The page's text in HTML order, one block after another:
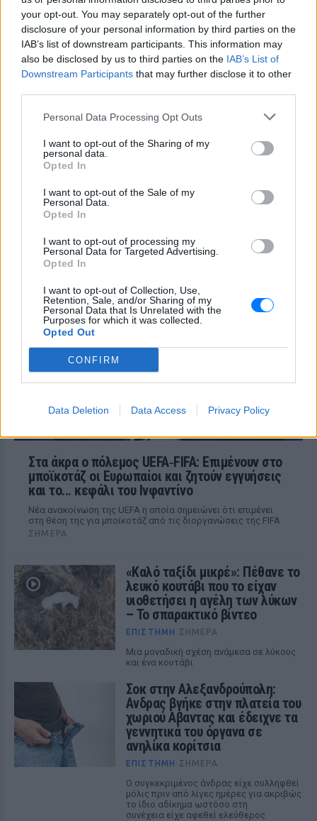
your opt-out. You may separately opt-out of the further
disclosure of your personal information by third parties on the
IAB’s list of downstream participants. This information may
also be disclosed by us to third parties on the IAB’s List of
Downstream Participants that may further disclose it to other
Personal Data Processing Opt Outs
I want to opt-out of the Sharing of my
personal data.
Opted In
I want to opt-out of the Sale of my
Personal Data.
Opted In
I want to opt-out of processing my
Personal Data for Targeted Advertising.
Opted In
I want to opt-out of Collection, Use,
Retention, Sale, and/or Sharing of my
Personal Data that Is Unrelated with the
Purposes for which it was collected.
Opted Out
CONFIRM
Data Deletion Data Access Privacy Policy
ΕΠΙΣΤΉΜΗ ΣΉΜΕΡΑ
Ο Ντόναλντ Τραμπ φέρεται να έδωσε
ιδιωτικά το πιο ξεκάθαρο μέχρι σήμερα
σήμα υπέρ του αντιπροέδρου ως
διαδόχου του στο Ρεπουμπλικανικό
Κόμμα, ενώ παράλληλα διατηρεί ανοιχτή
Συμφωνία εξαγοράς για την
EasyJet ‑ Στην αμερικανική
Appolo για 6,65 δισ. ευρώ
ανταγωνίστριας αμερικανικής
επενδυτικής εταιρίας
ανήμποροι και γεμάτοι αγωνία»
‑ 5.000 μετανάστες παραμένουν
Όσα είπε ο πρόεδρος της Θέουτα
απευθυνόμενος στο Ευρωπαϊκό
Κοινοβούλιο
Στα άκρα ο πόλεμος UEFA‑FIFA: Επιμένουν στο
μποϊκοτάζ οι Ευρωπαίοι και ζητούν εγγυήσεις
και το... κεφάλι του Ινφαντίνο
Νέα ανακοίνωση της UEFA η οποία σημειώνει ότι επιμένει
στη θέση της για μποϊκοτάζ από τις διοργανώσεις της FIFA
ΣΉΜΕΡΑ
«Καλό ταξίδι μικρέ»: Πέθανε το
λευκό κουτάβι που το είχαν
υιοθετήσει η αγέλη των λύκων
– Το σπαρακτικό βίντεο
ΕΠΙΣΤΉΜΗ ΣΉΜΕΡΑ
Μια μοναδική σχέση ανάμεσα σε λύκους
και ένα κουτάβι
Σοκ στην Αλεξανδρούπολη:
Ανδρας βγήκε στην πλατεία του
χωριού Αβαντας και έδειχνε τα
γεννητικά του όργανα σε
ανηλίκα κορίτσια
ΕΠΙΣΤΉΜΗ ΣΉΜΕΡΑ
Ο συγκεκριμένος άνδρας είχε συλληφθεί
μόλις πριν από λίγες ημέρες για ακριβώς
το ίδιο αδίκημα ωστόσο στη
συνέχεια είχε αφεθεί ελεύθερος